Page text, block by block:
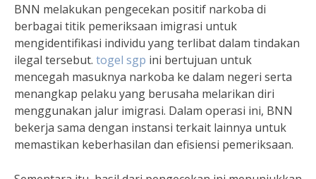
BNN melakukan pengecekan positif narkoba di
berbagai titik pemeriksaan imigrasi untuk
mengidentifikasi individu yang terlibat dalam tindakan
ilegal tersebut. togel sgp ini bertujuan untuk
mencegah masuknya narkoba ke dalam negeri serta
menangkap pelaku yang berusaha melarikan diri
menggunakan jalur imigrasi. Dalam operasi ini, BNN
bekerja sama dengan instansi terkait lainnya untuk
memastikan keberhasilan dan efisiensi pemeriksaan.